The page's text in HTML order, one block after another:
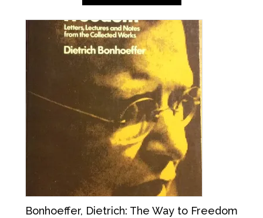
Bonhoeffer, Dietrich: The Way to Freedom